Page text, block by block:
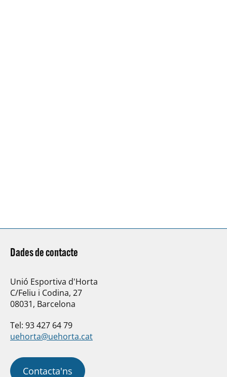
Dades de contacte
Unió Esportiva d'Horta
C/Feliu i Codina, 27
08031, Barcelona
Tel: 93 427 64 79
uehorta@uehorta.cat
Contacta'ns